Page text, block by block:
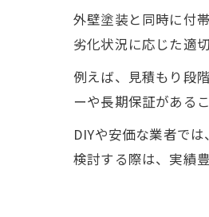
外壁塗装と同時に付
劣化状況に応じた適
例えば、見積もり段
ーや長期保証がある
DIYや安価な業者で
検討する際は、実績